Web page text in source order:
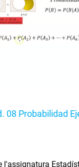
08 Probabilidad
l'assignatura